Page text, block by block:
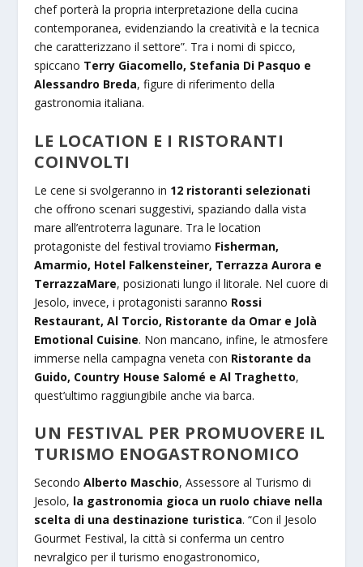
chef porterà la propria interpretazione della cucina
contemporanea, evidenziando la creatività e la tecnica
che caratterizzano il settore”. Tra i nomi di spicco,
spiccano Terry Giacomello, Stefania Di Pasquo e
Alessandro Breda, figure di riferimento della
gastronomia italiana.
LE LOCATION E I RISTORANTI
COINVOLTI
Le cene si svolgeranno in 12 ristoranti selezionati
che offrono scenari suggestivi, spaziando dalla vista
mare all’entroterra lagunare. Tra le location
protagoniste del festival troviamo Fisherman,
Amarmio, Hotel Falkensteiner, Terrazza Aurora e
TerrazzaMare, posizionati lungo il litorale. Nel cuore di
Jesolo, invece, i protagonisti saranno Rossi
Restaurant, Al Torcio, Ristorante da Omar e Jolà
Emotional Cuisine. Non mancano, infine, le atmosfere
immerse nella campagna veneta con Ristorante da
Guido, Country House Salomé e Al Traghetto,
quest’ultimo raggiungibile anche via barca.
UN FESTIVAL PER PROMUOVERE IL
TURISMO ENOGASTRONOMICO
SecondoAlberto Maschio, Assessore al Turismo di
Jesolo, la gastronomia gioca un ruolo chiave nella
scelta di una destinazione turistica. “Con il Jesolo
Gourmet Festival, la città si conferma un centro
nevralgico per il turismo enogastronomico,